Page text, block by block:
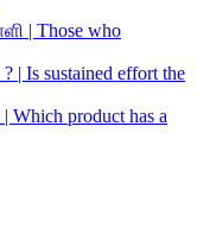
| Those who
Is sustained effort the
product has a